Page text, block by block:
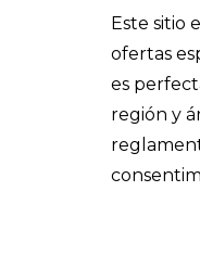
Este sitio
ofertas
es
región y